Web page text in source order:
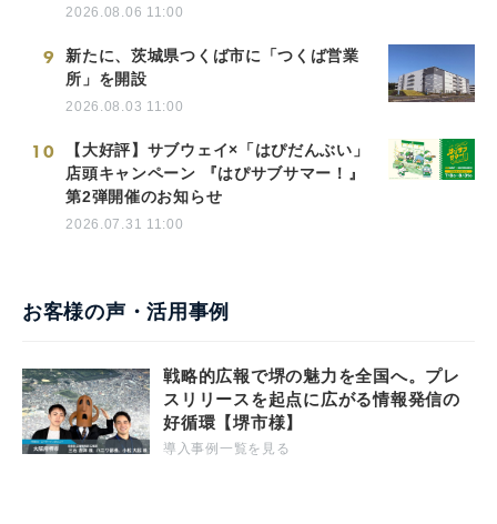
2026.08.06 11:00
9
新たに、茨城県つくば市に「つくば営業
所」を開設
2026.08.03 11:00
10
【大好評】サブウェイ×「はぴだんぶい」
店頭キャンペーン 『はぴサブサマー！』
第2弾開催のお知らせ
2026.07.31 11:00
お客様の声・活用事例
戦略的広報で堺の魅力を全国へ。プレ
スリリースを起点に広がる情報発信の
好循環【堺市様】
導入事例一覧を見る